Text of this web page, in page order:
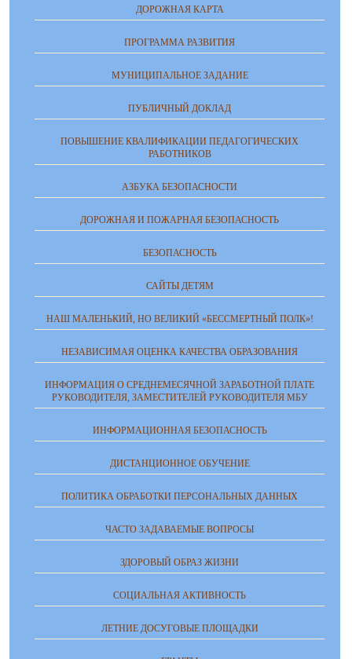
ДОРОЖНАЯ КАРТА
ПРОГРАММА РАЗВИТИЯ
МУНИЦИПАЛЬНОЕ ЗАДАНИЕ
ПУБЛИЧНЫЙ ДОКЛАД
ПОВЫШЕНИЕ КВАЛИФИКАЦИИ ПЕДАГОГИЧЕСКИХ
РАБОТНИКОВ
АЗБУКА БЕЗОПАСНОСТИ
ДОРОЖНАЯ И ПОЖАРНАЯ БЕЗОПАСНОСТЬ
БЕЗОПАСНОСТЬ
САЙТЫ ДЕТЯМ
НАШ МАЛЕНЬКИЙ, НО ВЕЛИКИЙ «БЕССМЕРТНЫЙ ПОЛК»!
НЕЗАВИСИМАЯ ОЦЕНКА КАЧЕСТВА ОБРАЗОВАНИЯ
ИНФОРМАЦИЯ О СРЕДНЕМЕСЯЧНОЙ ЗАРАБОТНОЙ ПЛАТЕ
РУКОВОДИТЕЛЯ, ЗАМЕСТИТЕЛЕЙ РУКОВОДИТЕЛЯ МБУ
ИНФОРМАЦИОННАЯ БЕЗОПАСНОСТЬ
ДИСТАНЦИОННОЕ ОБУЧЕНИЕ
ПОЛИТИКА ОБРАБОТКИ ПЕРСОНАЛЬНЫХ ДАННЫХ
ЧАСТО ЗАДАВАЕМЫЕ ВОПРОСЫ
ЗДОРОВЫЙ ОБРАЗ ЖИЗНИ
СОЦИАЛЬНАЯ АКТИВНОСТЬ
ЛЕТНИЕ ДОСУГОВЫЕ ПЛОЩАДКИ